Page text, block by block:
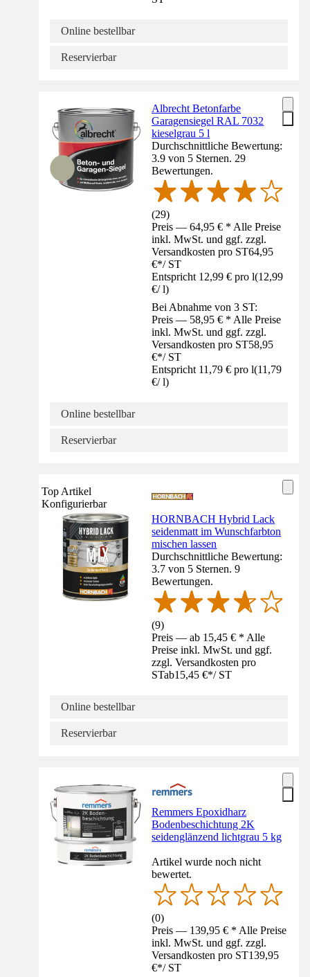
Online bestellbar
Reservierbar
Albrecht Betonfarbe
Garagensiegel RAL 7032
kieselgrau 5 l
Durchschnittliche Bewertung:
3.9 von 5 Sternen. 29
Bewertungen.
(29)
Preis — 64,95 € * Alle Preise
inkl. MwSt. und ggf. zzgl.
Versandkosten pro ST64,95
€*/ ST
Entspricht 12,99 € pro l(12,99
€/ l)
Bei Abnahme von 3 ST:
Preis — 58,95 € * Alle Preise
inkl. MwSt. und ggf. zzgl.
Versandkosten pro ST58,95
€*/ ST
Entspricht 11,79 € pro l(11,79
€/ l)
Online bestellbar
Reservierbar
Top Artikel
Konfigurierbar
HORNBACH Hybrid Lack
seidenmatt im Wunschfarbton
mischen lassen
Durchschnittliche Bewertung:
3.7 von 5 Sternen. 9
Bewertungen.
(9)
Preis — ab 15,45 € * Alle
Preise inkl. MwSt. und ggf.
zzgl. Versandkosten pro
STab15,45 €*/ ST
Online bestellbar
Reservierbar
Remmers Epoxidharz
Bodenbeschichtung 2K
seidenglänzend lichtgrau 5 kg
Artikel wurde noch nicht
bewertet.
(0)
Preis — 139,95 € * Alle Preise
inkl. MwSt. und ggf. zzgl.
Versandkosten pro ST139,95
€*/ ST